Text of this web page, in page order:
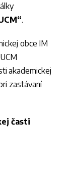
.
obce IM
akademickej
zastávaní
časti